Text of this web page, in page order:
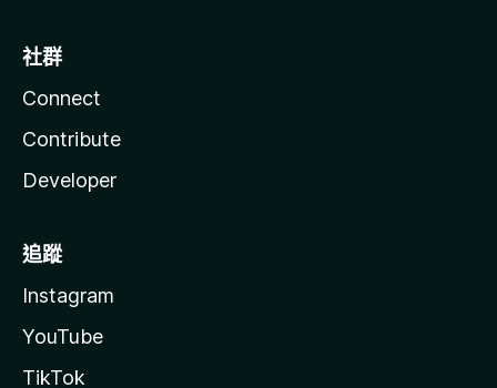
社群
Connect
Contribute
Developer
追蹤
Instagram
YouTube
TikTok